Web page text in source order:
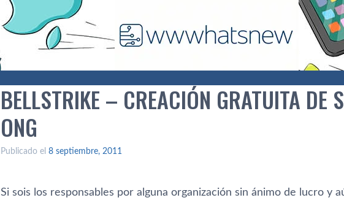
BELLSTRIKE – CREACIÓN GRATUITA DE
ONG
Publicado el 8 septiembre, 2011
Si sois los responsables por alguna organización sin ánimo de lucro y